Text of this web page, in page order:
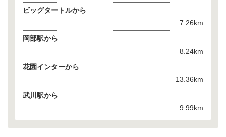
ビッグタートルから
7.26km
岡部駅から
8.24km
花園インターから
13.36km
武川駅から
9.99km